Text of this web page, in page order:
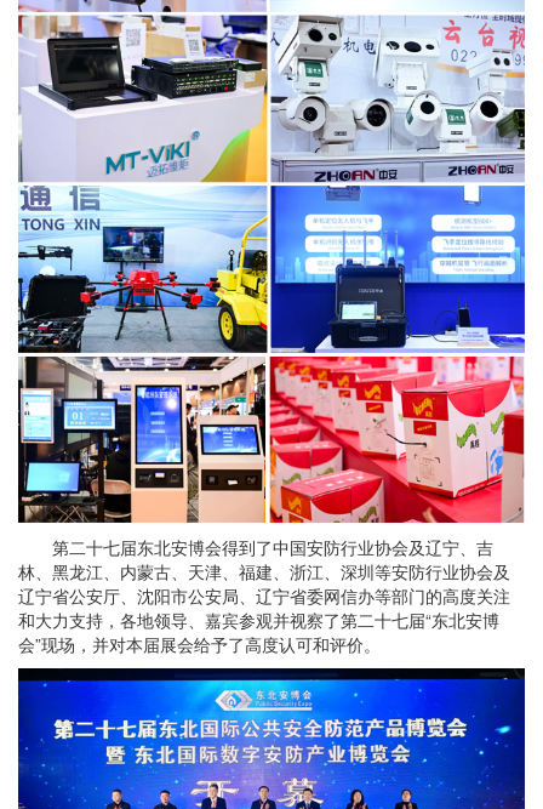
第二十七届东北安博会得到了中国安防行业协会及辽宁、吉
林、黑龙江、内蒙古、天津、福建、浙江、深圳等安防行业协会及
辽宁省公安厅、沈阳市公安局、辽宁省委网信办等部门的高度关注
和大力支持，各地领导、嘉宾参观并视察了第二十七届“东北安博
会”现场，并对本届展会给予了高度认可和评价。